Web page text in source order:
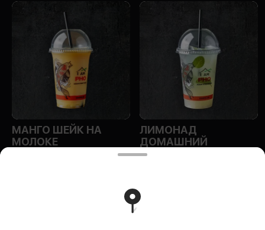
МАНГО ШЕЙК НА
МОЛОКЕ
ЛИМОНАД
ДОМАШНИЙ
ИП Эм Ольга Алексеевна